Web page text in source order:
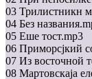
03 Трилистникн
04 Без
05 Еше тост.mp3
06 Приморсjкий
07 Из восточной
08 Мартовскаjа